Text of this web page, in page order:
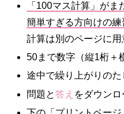
「100マス計算」が
簡単すぎる方向けの練
計算は別のページに用
50まで数字（縦1桁＋
途中で繰り上がりの
問題と答え をダウンロ